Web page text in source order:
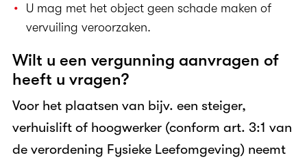
U mag met het object geen schade maken of
vervuiling veroorzaken.
Wilt u een vergunning aanvragen of
heeft u vragen?
Voor het plaatsen van bijv. een steiger,
verhuislift of hoogwerker (conform art. 3:1 van
de verordening Fysieke Leefomgeving) neemt